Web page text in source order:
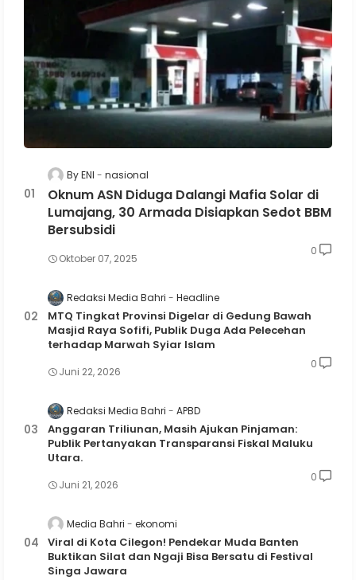
By ENI nasional
Oknum ASN Diduga Dalangi Mafia Solar di
Lumajang, 30 Armada Disiapkan Sedot BBM
Bersubsidi
Oktober 07, 2025
0
Redaksi Media Bahri Headline
MTQ Tingkat Provinsi Digelar di Gedung Bawah
Masjid Raya Sofifi, Publik Duga Ada Pelecehan
terhadap Marwah Syiar Islam
Juni 22, 2026
0
Redaksi Media Bahri APBD
Anggaran Triliunan, Masih Ajukan Pinjaman:
Publik Pertanyakan Transparansi Fiskal Maluku
Utara.
Juni 21, 2026
0
Media Bahri ekonomi
Viral di Kota Cilegon! Pendekar Muda Banten
Buktikan Silat dan Ngaji Bisa Bersatu di Festival
Singa Jawara